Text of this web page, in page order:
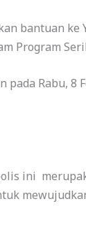
bantuan
Program
pada Rabu,
ini